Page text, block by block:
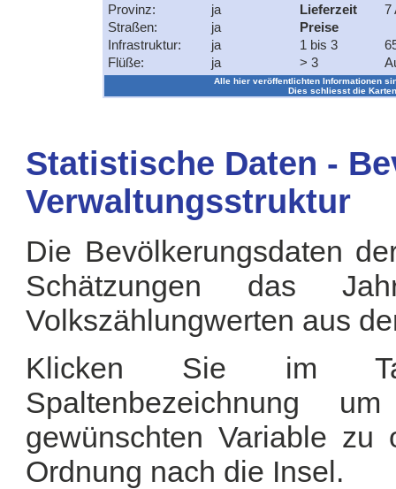
Provinz:
ja
Straßen:
ja
Infrastruktur:
ja
Flüße:
ja
Lieferzeit
7
Preise
1 bis 3
> 3
Alle hier veröffentlichten Informationen
Dies schliesst die
Statistische Daten -
Verwaltungsstruktur
Die Bevölkerungsdaten
Schätzungen das
Volkszählungwerten aus
Klicken Sie im
Spaltenbezeichnung
gewünschten Variable zu
Ordnung nach die Insel.